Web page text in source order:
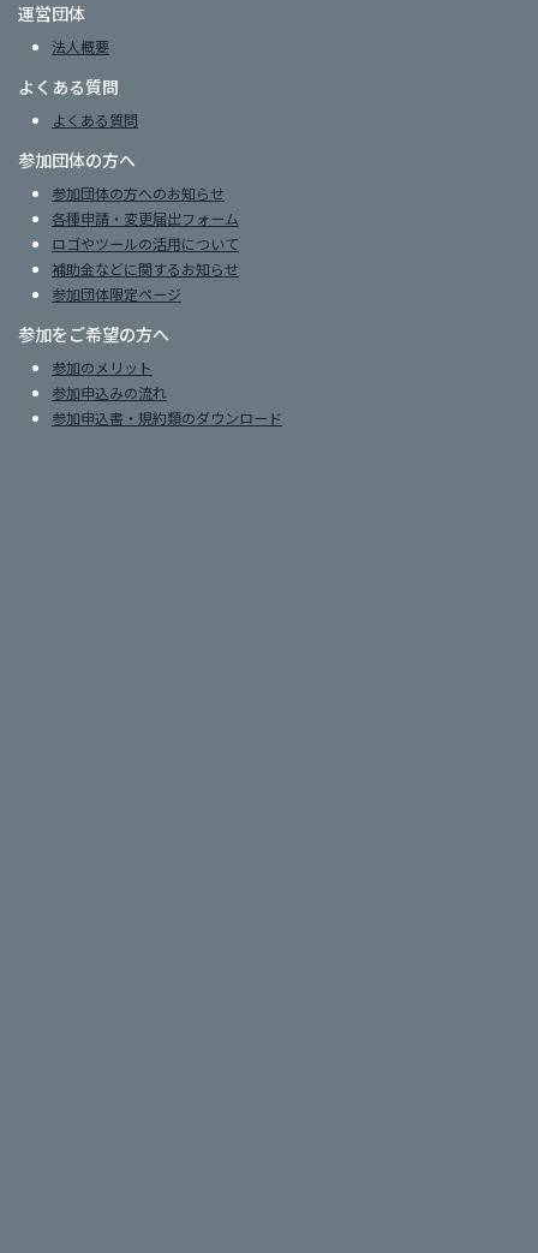
運営団体
法人概要
よくある質問
よくある質問
参加団体の方へ
参加団体の方へのお知らせ
各種申請・変更届出フォーム
ロゴやツールの活用について
補助金などに関するお知らせ
参加団体限定ページ
参加をご希望の方へ
参加のメリット
参加申込みの流れ
参加申込書・規約類のダウンロード